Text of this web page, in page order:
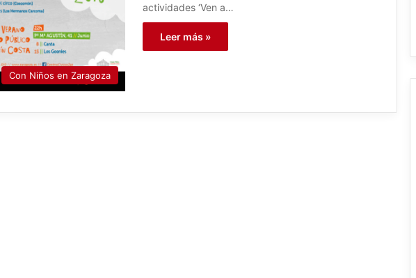
Con Niños en Zaragoza
actividades ‘Ven a…
Leer más »